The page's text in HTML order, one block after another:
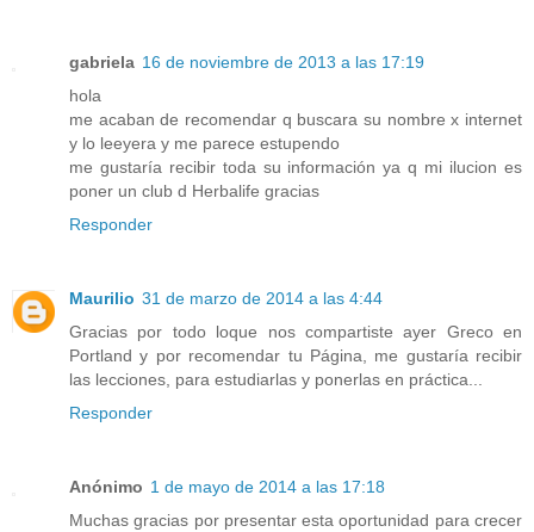
gabriela 16 de noviembre de 2013 a las 17:19
hola
me acaban de recomendar q buscara su nombre x internet
y lo leeyera y me parece estupendo
me gustaría recibir toda su información ya q mi ilucion es
poner un club d Herbalife gracias
Responder
Maurilio 31 de marzo de 2014 a las 4:44
Gracias por todo loque nos compartiste ayer Greco en
Portland y por recomendar tu Página, me gustaría recibir
las lecciones, para estudiarlas y ponerlas en práctica...
Responder
Anónimo 1 de mayo de 2014 a las 17:18
Muchas gracias por presentar esta oportunidad para crecer